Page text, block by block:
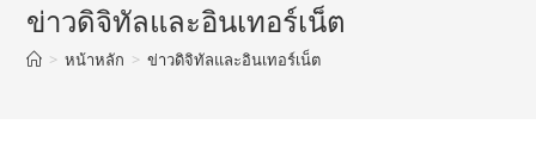
ข่าวดิจิทัลและอินเทอร์เน็ต
> หน้าหลัก > ข่าวดิจิทัลและอินเทอร์เน็ต